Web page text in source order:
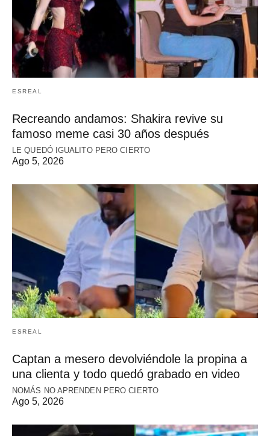
ESREAL
Recreando andamos: Shakira revive su
famoso meme casi 30 años después
LE QUEDÓ IGUALITO PERO CIERTO
Ago 5, 2026
ESREAL
Captan a mesero devolviéndole la propina a
una clienta y todo quedó grabado en video
NOMÁS NO APRENDEN PERO CIERTO
Ago 5, 2026